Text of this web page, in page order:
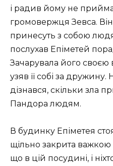
і радив йому не
громовержця Зевса.
принесуть з собою
послухав Епіметей
Зачарувала його своєю
узяв її собі за
дізнався, скільки зла
Пандора людям.
В будинку Епіметея
щільно закрита
що в цій посудині, і